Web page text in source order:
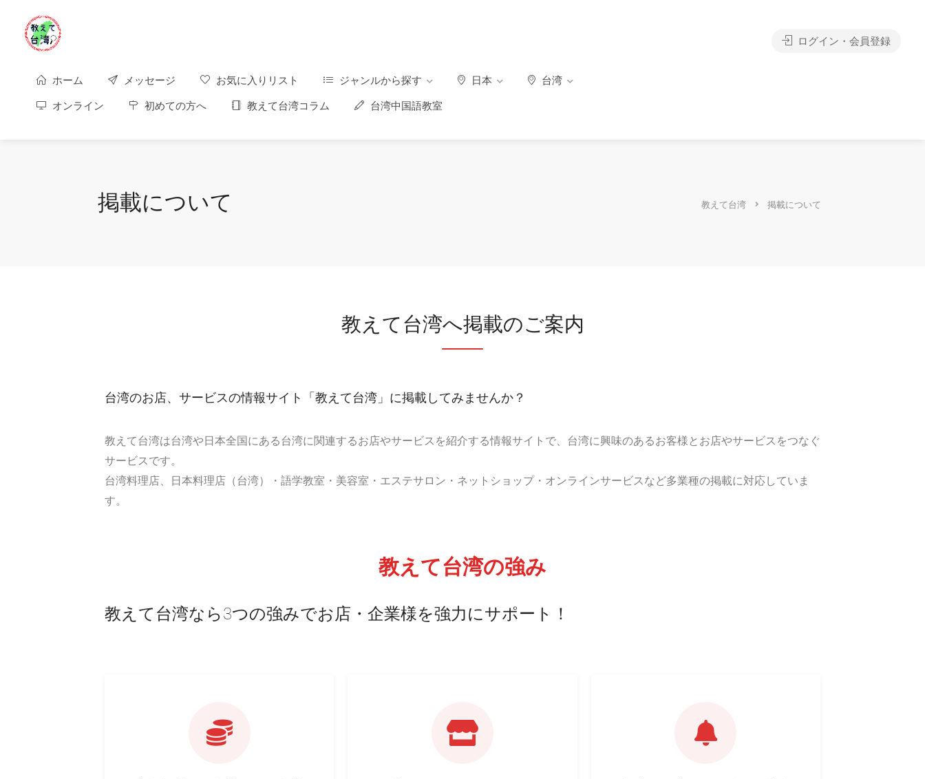
ホーム メッセージ お気に入りリスト ジャンルから探す 日本 台湾
オンライン 初めての方へ 教えて台湾コラム 台湾中国語教室
ログイン・会員登録
掲載について 教えて台湾 掲載について
教えて台湾へ掲載のご案内
台湾のお店、サービスの情報サイト「教えて台湾」に掲載してみませんか？
教えて台湾は台湾や日本全国にある台湾に関連するお店やサービスを紹介する情報サイトで、 台湾に興味のあるお客様とお店やサービスをつなぐ
サービスです。
台湾料理店、日本料理店（台湾）・語学教室・美容室・エステサロン・ネットショップ・オンラインサービスなど多業種の掲載に対応していま
す。
教えて台湾の強み
教えて台湾なら3つの強みでお店・企業様を強力にサポート！